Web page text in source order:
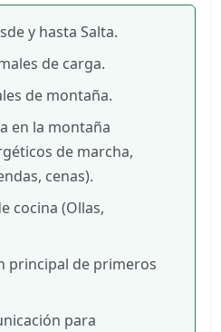
y hasta Salta.
de carga.
de montaña.
en la montaña
de marcha,
cenas).
cocina (Ollas,
principal de primeros
para